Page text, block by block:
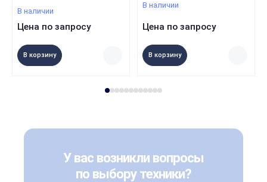
В наличии
Цена по запросу
В корзину
В наличии
Цена по запросу
В корзину
У вас возникли вопросы
по выбору техники?